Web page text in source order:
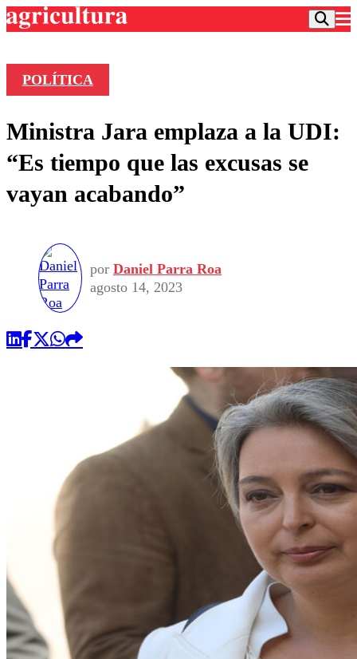
Frecuencias
Agricultura TV
Deportes
Colo Colo
Seleccion Chilena
Torneo Internacional
Entretención
Economía
Internacional
Opinión
Programas
POLÍTICA
Ministra Jara emplaza a la UDI:
“Es tiempo que las excusas se
vayan acabando”
por Daniel Parra Roa
agosto 14, 2023